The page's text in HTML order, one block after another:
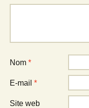
Nom *
E-mail *
Site web